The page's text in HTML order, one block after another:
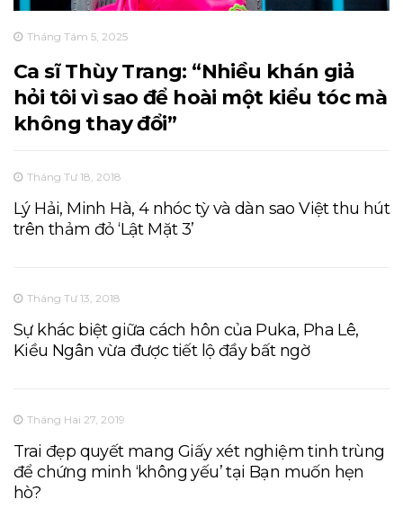
Tháng Tám 5, 2025
Ca sĩ Thùy Trang: “Nhiều khán giả
hỏi tôi vì sao để hoài một kiểu tóc mà
không thay đổi”
Tháng Tư 18, 2018
Lý Hải, Minh Hà, 4 nhóc tỳ và dàn sao Việt thu hút
trên thảm đỏ ‘Lật Mặt 3’
Tháng Tư 13, 2018
Sự khác biệt giữa cách hôn của Puka, Pha Lê,
Kiều Ngân vừa được tiết lộ đầy bất ngờ
Tháng Hai 27, 2019
Trai đẹp quyết mang Giấy xét nghiệm tinh trùng
để chứng minh ‘không yếu’ tại Bạn muốn hẹn
hò?